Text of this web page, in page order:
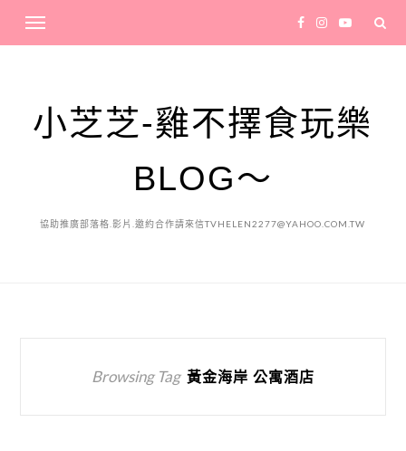
小芝芝-雞不擇食玩樂
BLOG～
協助推廣部落格.影片.邀約合作請來信TVHELEN2277@YAHOO.COM.TW
Browsing Tag 黃金海岸 公寓酒店